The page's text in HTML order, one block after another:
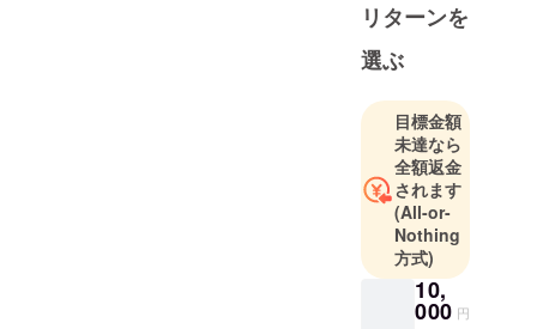
へ。
人生を進む
を抱き、自
分の未来を
切り開くこ
とを決意。
目標は世界
を変える事
業をつくる
こと。
リターンを
選ぶ
目標金額
未達なら
全額返金
されます
(All-or-
Nothing
方式)
10,
000 円